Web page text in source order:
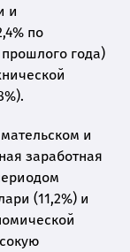
и
по
года)
и
заработная
(11,2%) и